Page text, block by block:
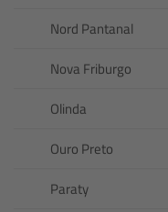
Nord Pantanal
Nova Friburgo
Olinda
Ouro Preto
Paraty